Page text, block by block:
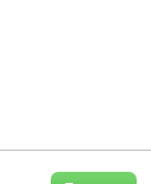
данной